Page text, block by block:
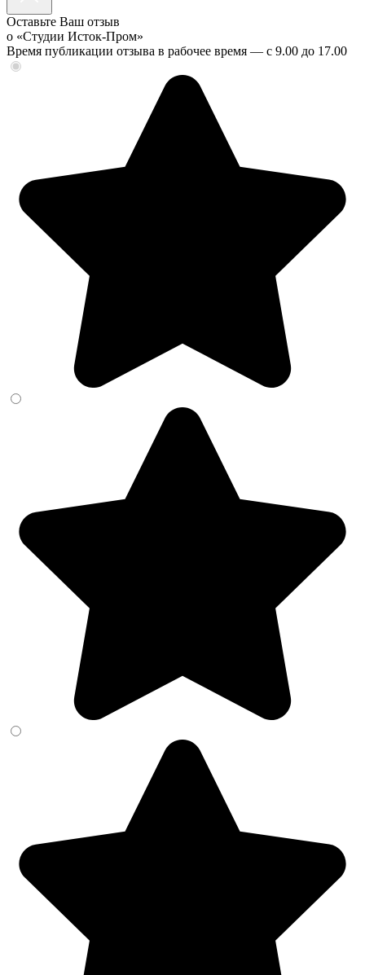
Оставьте Ваш отзыв
о «Студии Исток-Пром»
Время публикации отзыва в рабочее время — c 9.00 до 17.00